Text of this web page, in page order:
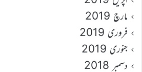
مارچ 2019
فروری 2019
جنوری 2019
دسمبر 2018